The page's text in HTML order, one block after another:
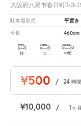
大阪府八尾市春日町3-3-
駐車場形式 平置き
全長 460cm
軽 コ 中型
¥500 / 24 時間
¥10,000 / 1ヶ月